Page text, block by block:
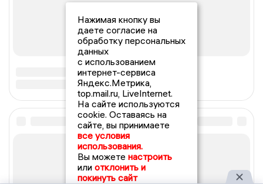
Нажимая кнопку вы
даете согласие на
обработку персональных
данных
с использованием
интернет-сервиса
Яндекс.Метрика,
top.mail.ru, LiveInternet.
На сайте используются
cookie. Оставаясь на
сайте, вы принимаете
все условия
использования.
Вы можете настроить
или отклонить и
покинуть сайт